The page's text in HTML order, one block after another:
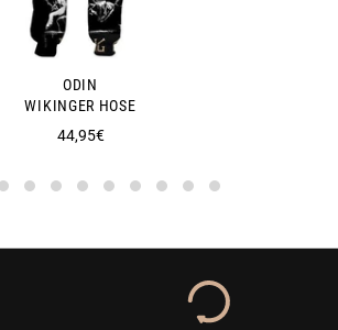
ODIN
WIKINGER HOSE
Normaler
44,95€